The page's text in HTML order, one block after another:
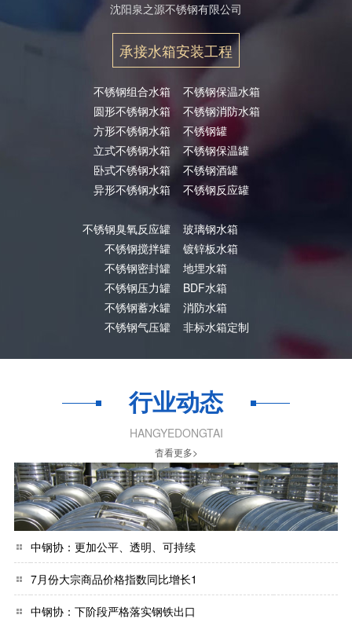
沈阳泉之源不锈钢有限公司
承接水箱安装工程
不锈钢组合水箱
圆形不锈钢水箱
方形不锈钢水箱
立式不锈钢水箱
卧式不锈钢水箱
异形不锈钢水箱
不锈钢臭氧反应罐
不锈钢搅拌罐
不锈钢密封罐
不锈钢压力罐
不锈钢蓄水罐
不锈钢气压罐
不锈钢保温水箱
不锈钢消防水箱
不锈钢罐
不锈钢保温罐
不锈钢酒罐
不锈钢反应罐
玻璃钢水箱
镀锌板水箱
地埋水箱
BDF水箱
消防水箱
非标水箱定制
行业动态
HANGYEDONGTAI
杳看更多>
中钢协：更加公平、透明、可持续
7月份大宗商品价格指数同比增长1
中钢协：下阶段严格落实钢铁出口